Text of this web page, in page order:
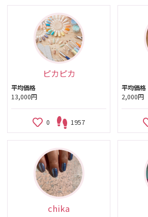
ピカピカ
平均価格
13,000円
0 1957
平均価格
2,000円
chika